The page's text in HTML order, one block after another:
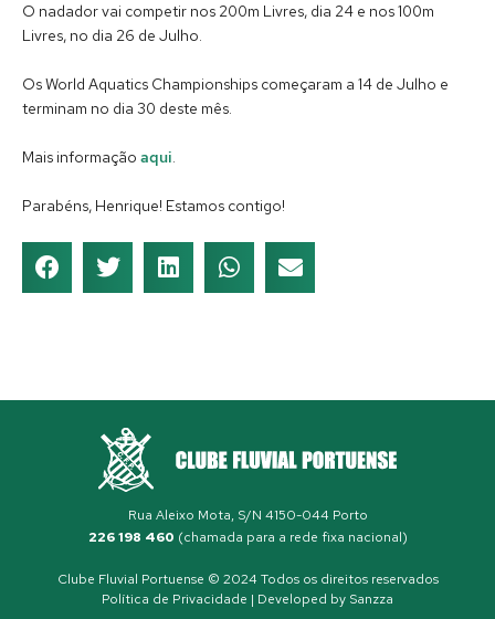
O nadador vai competir nos 200m Livres, dia 24 e nos 100m
Livres, no dia 26 de Julho.
Os World Aquatics Championships começaram a 14 de Julho e
terminam no dia 30 deste mês.
Mais informação aqui.
Parabéns, Henrique! Estamos contigo!
Rua Aleixo Mota, S/N 4150-044 Porto
226 198 460 (chamada para a rede fixa nacional)
Clube Fluvial Portuense © 2024 Todos os direitos reservados
Política de Privacidade | Developed by Sanzza